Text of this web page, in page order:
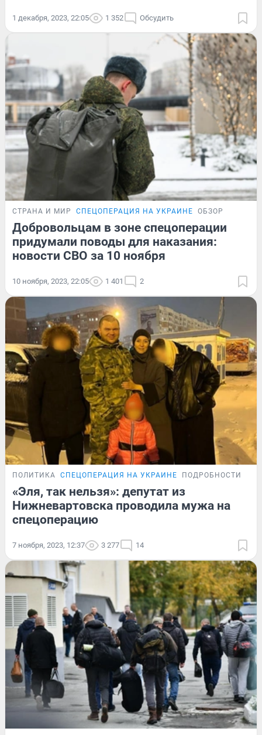
1 декабря, 2023, 22:05 1 352 Обсудить
СТРАНА И МИР СПЕЦОПЕРАЦИЯ НА УКРАИНЕ ОБЗОР
Добровольцам в зоне спецоперации
придумали поводы для наказания:
новости СВО за 10 ноября
10 ноября, 2023, 22:05 1 401 2
ПОЛИТИКА СПЕЦОПЕРАЦИЯ НА УКРАИНЕ ПОДРОБНОСТИ
«Эля, так нельзя»: депутат из
Нижневартовска проводила мужа на
спецоперацию
7 ноября, 2023, 12:37 3 277 14